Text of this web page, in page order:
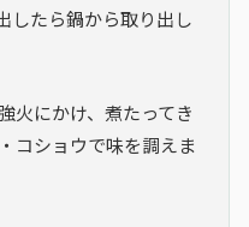
したら鍋から取り出し
火にかけ、煮たってき
コショウで味を調えま